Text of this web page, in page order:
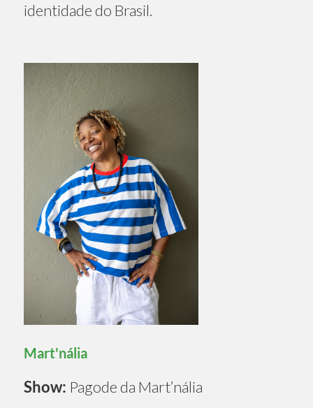
identidade do Brasil.
Mart'nália
Show: Pagode da Mart’nália